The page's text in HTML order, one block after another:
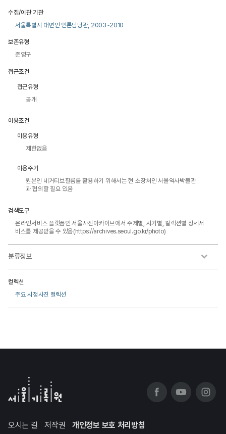
수집/이관 기관
서울특별시 대변인 언론담당관, 2003~2010
보존유형
준영구
접근조건
접근유형
공개
이용조건
이용유형
제한없음
이용주기
원본인 네거티브필름를 활용하기 위해서는 현 소장처인 서울역사박물관
과 협의할 필요 있음
검색도구
온라인서비스 플랫폼인 서울사진아카이브에서 주제별, 시기별, 컬렉션별 상세서
비스를 제공받을 수 있음(https://archives.seoul.go.kr/photo)
분류정보
컬렉션
주요 시정사진 컬렉션
오시는 길 저작권
개인정보 보호 처리방침